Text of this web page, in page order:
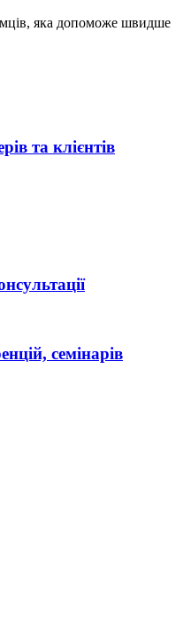
яка допоможе швидше
та клієнтів
семінарів